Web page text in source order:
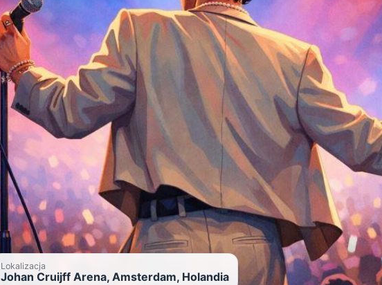
Lokalizacja
Johan Cruijff Arena, Amsterdam, Holandia